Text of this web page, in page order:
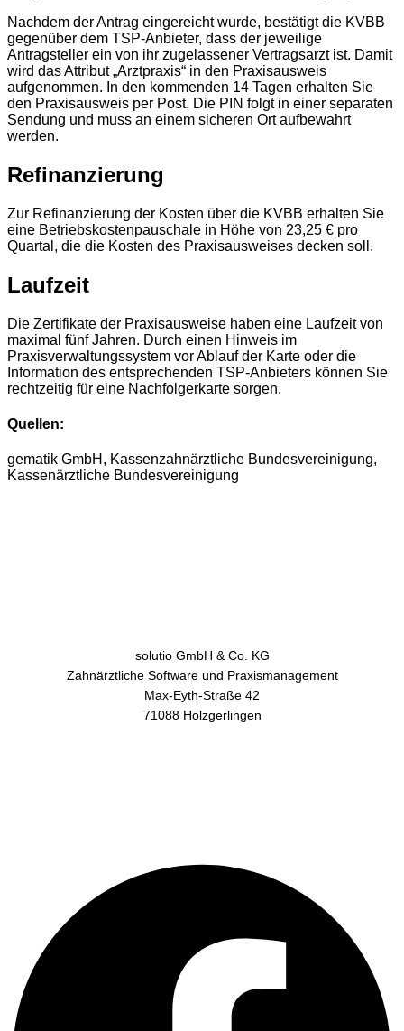
Nachdem der Antrag eingereicht wurde, bestätigt die KVBB
gegenüber dem TSP-Anbieter, dass der jeweilige
Antragsteller ein von ihr zugelassener Vertragsarzt ist. Damit
wird das Attribut „Arztpraxis“ in den Praxisausweis
aufgenommen. In den kommenden 14 Tagen erhalten Sie
den Praxisausweis per Post. Die PIN folgt in einer separaten
Sendung und muss an einem sicheren Ort aufbewahrt
werden.
Refinanzierung
Zur Refinanzierung der Kosten über die KVBB erhalten Sie
eine Betriebskostenpauschale in Höhe von 23,25 € pro
Quartal, die die Kosten des Praxisausweises decken soll.
Laufzeit
Die Zertifikate der Praxisausweise haben eine Laufzeit von
maximal fünf Jahren. Durch einen Hinweis im
Praxisverwaltungssystem vor Ablauf der Karte oder die
Information des entsprechenden TSP-Anbieters können Sie
rechtzeitig für eine Nachfolgerkarte sorgen.
Quellen:
gematik GmbH, Kassenzahnärztliche Bundesvereinigung,
Kassenärztliche Bundesvereinigung
solutio GmbH & Co. KG
Zahnärztliche Software und Praxismanagement
Max-Eyth-Straße 42
71088 Holzgerlingen